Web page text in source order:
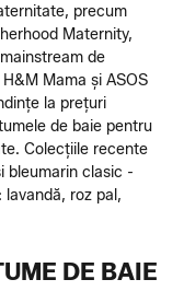
precum
Maternity,
de
Mama și ASOS
la prețuri
de baie pentru
Colecțiile recente
bleumarin clasic -
roz pal,
DE BAIE